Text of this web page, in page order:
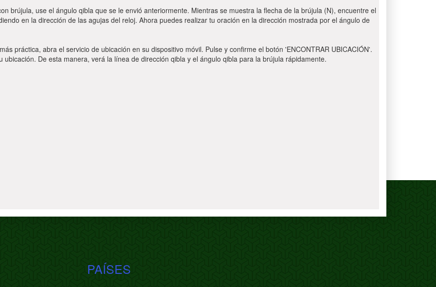
brújula, use el ángulo qibla que se le envió anteriormente. Mientras se muestra la flecha de la brújula (N), encuentre el
en la dirección de las agujas del reloj. Ahora puedes realizar tu oración en la dirección mostrada por el ángulo de
práctica, abra el servicio de ubicación en su dispositivo móvil. Pulse y confirme el botón 'ENCONTRAR UBICACIÓN'.
De esta manera, verá la línea de dirección qibla y el ángulo qibla para la brújula rápidamente.
PAÍSES